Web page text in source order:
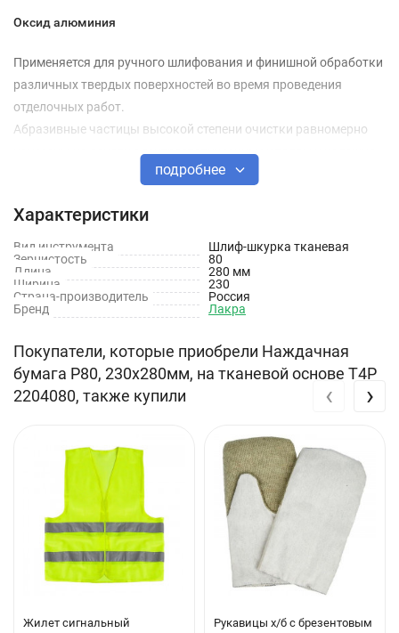
Оксид алюминия
Применяется для ручного шлифования и финишной обработки
различных твердых поверхностей во время проведения
отделочных работ.
Абразивные частицы высокой степени очистки равномерно
нанесены на основу электростатическим методом и надежно
закреплены при помощи специальных смол.
подробнее
Характеристики
Вид инструмента
Шлиф-шкурка тканевая
Зернистость
80
Длина
280 мм
Ширина
230
Страна-производитель
Россия
Бренд
Лакра
Покупатели, которые приобрели Наждачная
бумага Р80, 230х280мм, на тканевой основе T4P
2204080, также купили
Жилет сигнальный
Рукавицы х/б с брезентовым
‹ ›